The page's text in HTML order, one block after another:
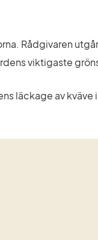
Rådgivaren
viktigaste
läckage av kväve